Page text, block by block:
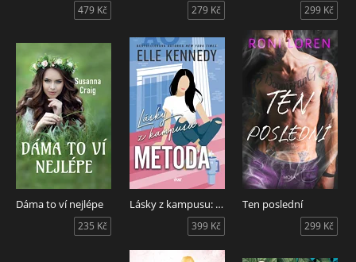
479 Kč 279 Kč 299 Kč
Dáma to ví nejlépe
235 Kč
Lásky z kampusu: Metoda
399 Kč
Ten poslední
299 Kč